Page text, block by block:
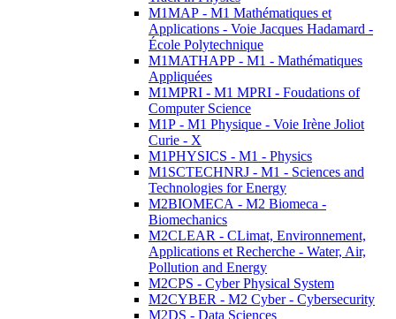
M1MAP - M1 Mathématiques et
Applications - Voie Jacques Hadamard -
École Polytechnique
M1MATHAPP - M1 - Mathématiques
Appliquées
M1MPRI - M1 MPRI - Foudations of
Computer Science
M1P - M1 Physique - Voie Irène Joliot
Curie - X
M1PHYSICS - M1 - Physics
M1SCTECHNRJ - M1 - Sciences and
Technologies for Energy
M2BIOMECA - M2 Biomeca -
Biomechanics
M2CLEAR - CLimat, Environnement,
Applications et Recherche - Water, Air,
Pollution and Energy
M2CPS - Cyber Physical System
M2CYBER - M2 Cyber - Cybersecurity
M2DS - Data Sciences